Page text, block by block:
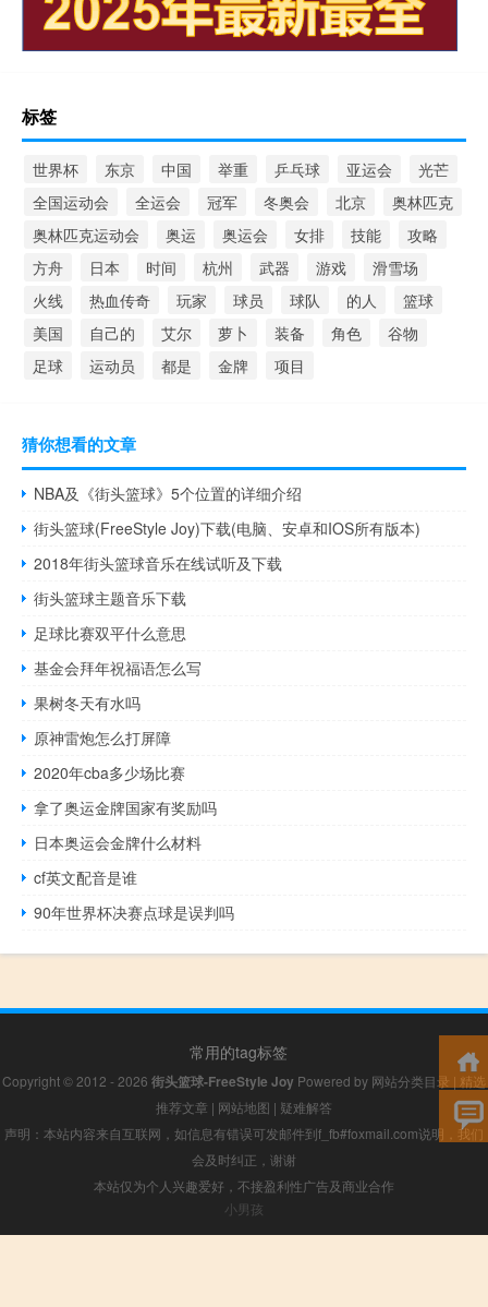
标签
世界杯 东京 中国 举重 乒乓球 亚运会
光芒
全国运动会
全运会 冠军 冬奥会 北京
奥林匹克
奥林匹克运动会
奥运 奥运会 女排 技能
攻略
方舟
日本 时间 杭州 武器 游戏
滑雪场
火线
热血传奇 玩家 球员 球队 的人
篮球
美国
自己的 艾尔 萝卜 装备 角色
谷物
足球
运动员 都是 金牌 项目
猜你想看的文章
NBA及《街头篮球》5个位置的详细介绍
街头篮球(FreeStyle Joy)下载(电脑、安卓和IOS所有版本)
2018年街头篮球音乐在线试听及下载
街头篮球主题音乐下载
足球比赛双平什么意思
基金会拜年祝福语怎么写
果树冬天有水吗
原神雷炮怎么打屏障
2020年cba多少场比赛
拿了奥运金牌国家有奖励吗
日本奥运会金牌什么材料
cf英文配音是谁
90年世界杯决赛点球是误判吗
常用的tag标签
Copyright © 2012 - 2026 街头篮球-FreeStyle Joy Powered by 网站分类目录 | 精选
推荐文章 | 网站地图 | 疑难解答
声明：本站内容来自互联网，如信息有错误可发邮件到f_fb#foxmail.com说明，我们
会及时纠正，谢谢
本站仅为个人兴趣爱好，不接盈利性广告及商业合作
小男孩